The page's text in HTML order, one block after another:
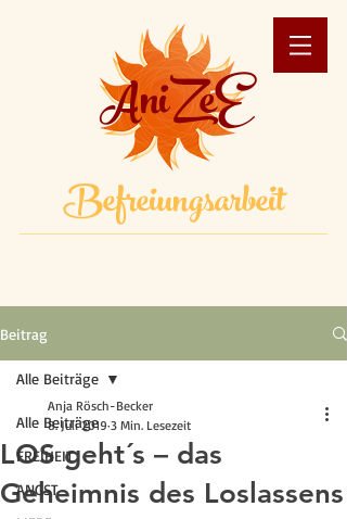
AniZeE
Befreiungsarbeit
Beitrag
Alle Beiträge
FREIHEIT
ANGST
Alle Beiträge
LOS geht´s – das
Geheimnis des Loslassens
Anja Rösch-Becker
8. Juli 2019 3 Min. Lesezeit